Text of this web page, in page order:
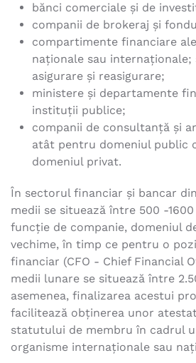
bănci comerciale şi de
companii de brokeraj şi
compartimente financiare
naţionale sau internaţionale;
asigurare şi reasigurare;
ministere şi departamente
instituţii publice;
companii de consultanţă şi
atât pentru domeniul public
domeniul privat.
În sectorul financiar şi bancar
medii se situează între 500 -
funcţie de companie, domeniul
vechime, în timp ce pentru o
financiar (CFO - Chief Financial
medii lunare se situează între
asemenea, finalizarea acestui
facilitează obţinerea unor
statutului de membru în cadrul
organisme internaționale sau